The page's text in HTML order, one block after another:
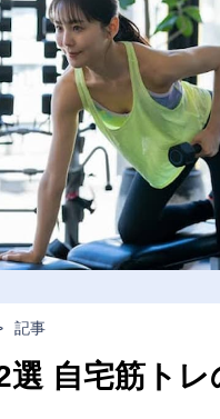
記事
自宅筋ト